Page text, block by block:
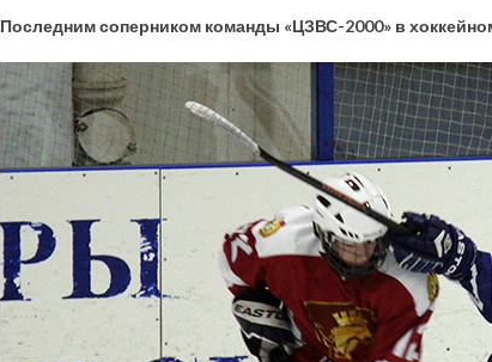
Последним соперником команды «ЦЗВС-2000» в